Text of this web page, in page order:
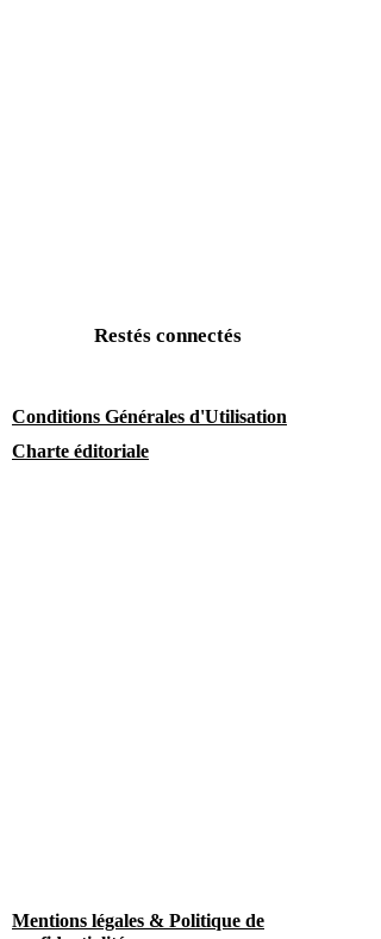
Restés connectés
Conditions Générales d'Utilisation
Charte éditoriale
Mentions légales & Politique de